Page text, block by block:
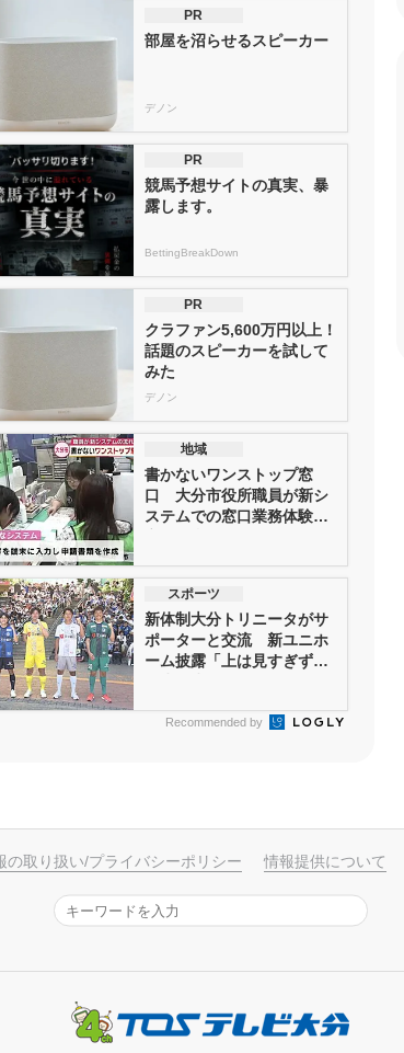
PR
部屋を沼らせるスピーカー
デノン
PR
競馬予想サイトの真実、暴
露します。
BettingBreakDown
PR
クラファン5,600万円以上！
話題のスピーカーを試して
みた
デノン
地域
書かないワンストップ窓
口 大分市役所職員が新シ
ステムでの窓口業務体験
スポーツ
新体制大分トリニータがサ
ポーターと交流 新ユニホ
ーム披露「上は見すぎずに
Recommended by
の取り扱い/プライバシーポリシー 情報提供について